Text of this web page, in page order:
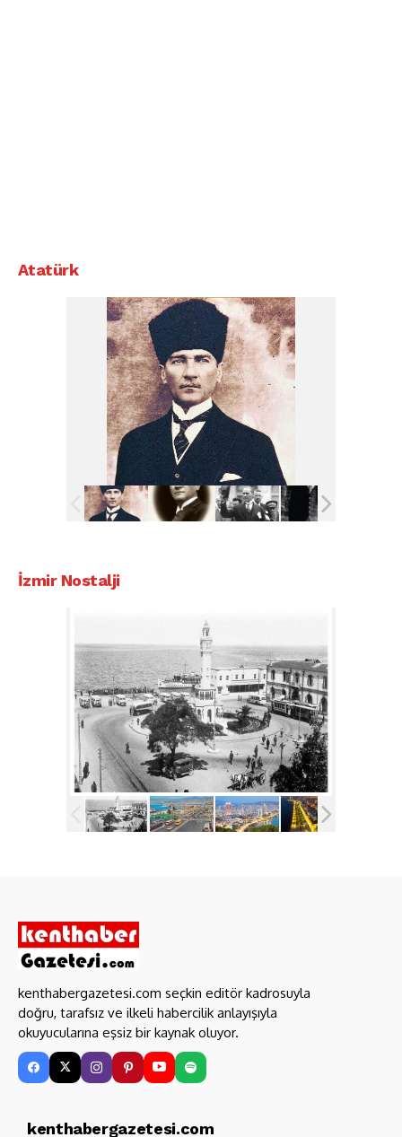
Atatürk
İzmir Nostalji
kenthabergazetesi.com seçkin editör kadrosuyla
doğru, tarafsız ve ilkeli habercilik anlayışıyla
okuyucularına eşsiz bir kaynak oluyor.
kenthabergazetesi.com